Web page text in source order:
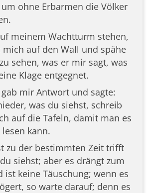
ohne Erbarmen die Völker
meinem Wachtturm stehen,
mich auf den Wall und spähe
sehen, was er mir sagt, was
Klage entgegnet.
mir Antwort und sagte:
was du siehst, schreib
auf die Tafeln, damit man es
kann.
zu der bestimmten Zeit trifft
siehst; aber es drängt zum
ist keine Täuschung; wenn es
so warte darauf; denn es